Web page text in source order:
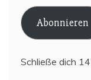
Adresse
Abonnieren
Schließe dich